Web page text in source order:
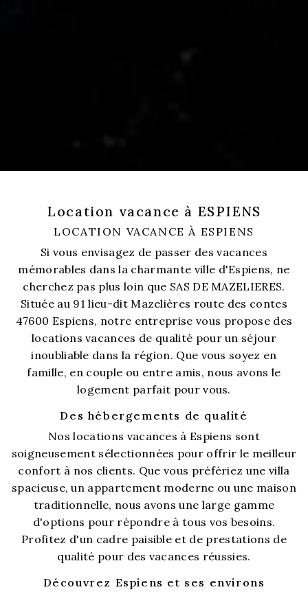
Location vacance à ESPIENS
LOCATION VACANCE À ESPIENS
Si vous envisagez de passer des vacances
mémorables dans la charmante ville d'Espiens, ne
cherchez pas plus loin que SAS DE MAZELIERES.
Située au 91 lieu-dit Mazelières route des contes
47600 Espiens, notre entreprise vous propose des
locations vacances de qualité pour un séjour
inoubliable dans la région. Que vous soyez en
famille, en couple ou entre amis, nous avons le
logement parfait pour vous.
Des hébergements de qualité
Nos locations vacances à Espiens sont
soigneusement sélectionnées pour offrir le meilleur
confort à nos clients. Que vous préfériez une villa
spacieuse, un appartement moderne ou une maison
traditionnelle, nous avons une large gamme
d'options pour répondre à tous vos besoins.
Profitez d'un cadre paisible et de prestations de
qualité pour des vacances réussies.
Découvrez Espiens et ses environs